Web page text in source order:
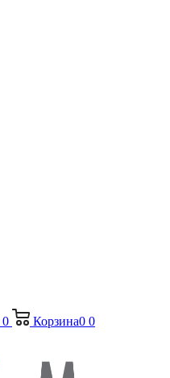
0 Корзина0 0